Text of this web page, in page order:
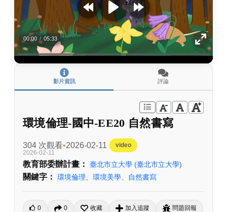
00:00 / 05:33
影片資訊 評論
環境倫理-國中-EE20 自然書寫
304 次觀看 2026-02-11
video
2026-02-11
教育部委辦計畫： 臺北市立大學 (臺北市立大學)
關鍵字： 環境倫理 環境美學 自然書寫
0 0 收藏 加入追蹤 問題回報